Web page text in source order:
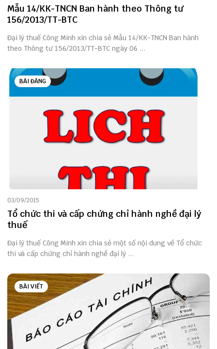
Mẫu 14/KK-TNCN Ban hành theo Thông tư
156/2013/TT-BTC
Đại lý thuế Công Minh xin chia sẻ Mẫu 14/KK-TNCN Ban hành
theo Thông tư 156/2013/TT-BTC ngày 06 ...
BÀI ĐĂNG
03/09/2015
Tổ chức thi và cấp chứng chỉ hành nghề đại lý
thuế
Đại lý thuế Công Minh xin chia sẻ một số nội dung về Tổ chức
thi và cấp chứng chỉ hành nghề đại lý ...
BÀI VIẾT